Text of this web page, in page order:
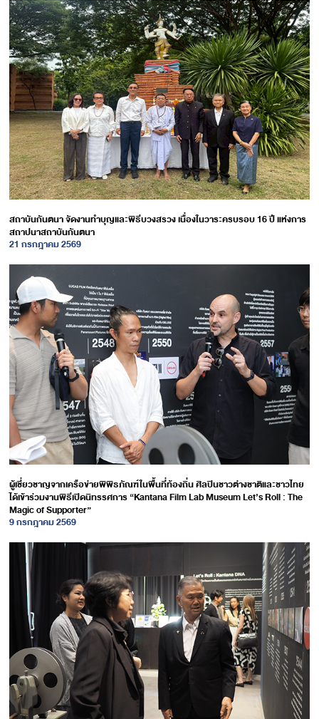
สถาบันกันตนา จัดงานทำบุญและพิธีบวงสรวง เนื่องในวาระครบรอบ 16 ปี แห่งการ
สถาปนาสถาบันกันตนา
21 กรกฎาคม 2569
ผู้เชี่ยวชาญจากเครือข่ายพิพิธภัณฑ์ในพื้นที่ท้องถิ่น ศิลปินชาวต่างชาติและชาวไทย
ได้เข้าร่วมงานพิธีเปิดนิทรรศการ “Kantana Film Lab Museum Let’s Roll : The
Magic of Supporter”
9 กรกฎาคม 2569